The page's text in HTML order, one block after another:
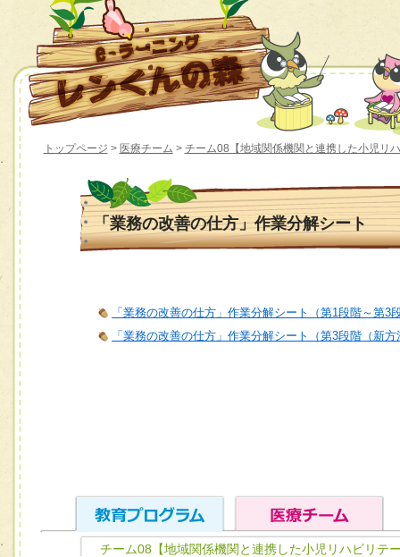
トップページ > 医療チーム > チーム08【地域関係機関と連携した小児リ
「業務の改善の仕方」作業分解シート
「業務の改善の仕方」作業分解シート（第1段階～第3
「業務の改善の仕方」作業分解シート（第3段階（新
チーム08【地域関係機関と連携した小児リハビリテ